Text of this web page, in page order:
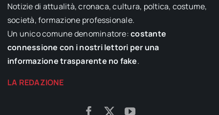
Notizie di attualità, cronaca, cultura, poltica, costume,
società, formazione professionale.
Un unico comune denominatore:costante
connessione con i nostri lettori per una
informazione trasparente no fake.
LA REDAZIONE